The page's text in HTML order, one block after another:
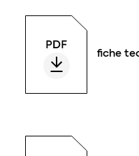
fiche